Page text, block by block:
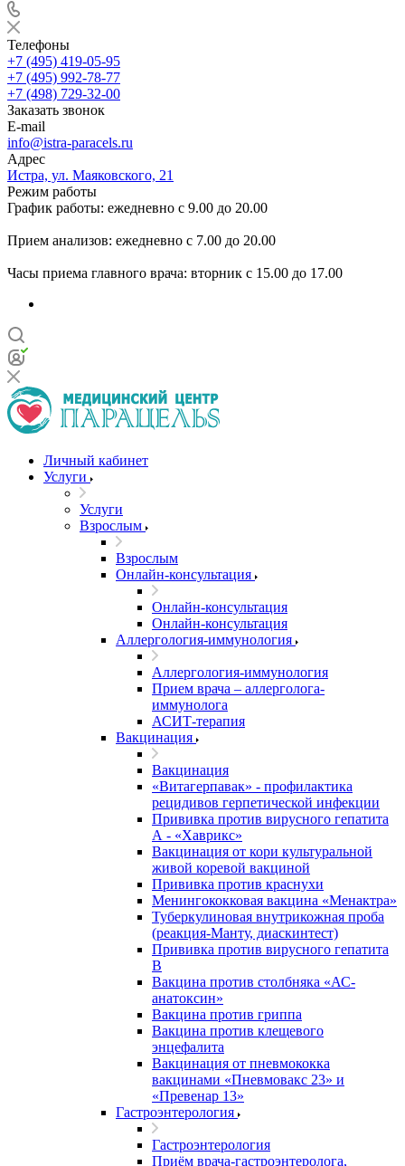
Телефоны
+7 (495) 419-05-95
+7 (495) 992-78-77
+7 (498) 729-32-00
Заказать звонок
E-mail
info@istra-paracels.ru
Адрес
Истра, ул. Маяковского, 21
Режим работы
График работы: ежедневно с 9.00 до 20.00
Прием анализов: ежедневно с 7.00 до 20.00
Часы приема главного врача: вторник с 15.00 до 17.00
Личный кабинет
Услуги
Услуги
Взрослым
Взрослым
Онлайн-консультация
Онлайн-консультация
Онлайн-консультация
Аллергология-иммунология
Аллергология-иммунология
Прием врача – аллерголога-
иммунолога
АСИТ-терапия
Вакцинация
Вакцинация
«Витагерпавак» - профилактика
рецидивов герпетической инфекции
Прививка против вирусного гепатита
А - «Хаврикс»
Вакцинация от кори культуральной
живой коревой вакциной
Прививка против краснухи
Менингококковая вакцина «Менактра»
Туберкулиновая внутрикожная проба
(реакция-Манту, диаскинтест)
Прививка против вирусного гепатита
В
Вакцина против столбняка «АС-
анатоксин»
Вакцина против гриппа
Вакцина против клещевого
энцефалита
Вакцинация от пневмококка
вакцинами «Пневмовакс 23» и
«Превенар 13»
Гастроэнтерология
Гастроэнтерология
Приём врача-гастроэнтеролога,